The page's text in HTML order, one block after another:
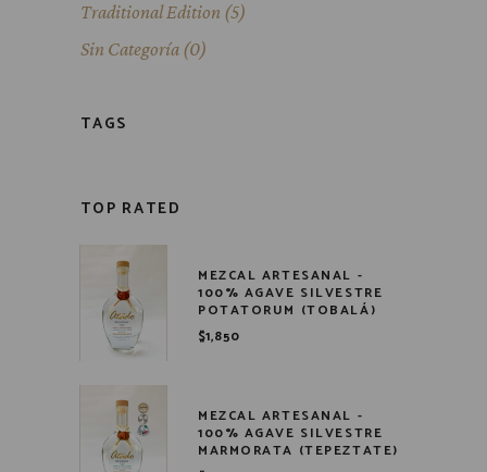
Traditional Edition (5)
Sin Categoría (0)
TAGS
TOP RATED
MEZCAL ARTESANAL -
100% AGAVE SILVESTRE
POTATORUM (TOBALÁ)
$1,850
MEZCAL ARTESANAL -
100% AGAVE SILVESTRE
MARMORATA (TEPEZTATE)